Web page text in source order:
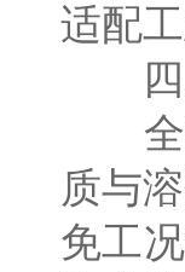
适配
四
全新
质与
免工